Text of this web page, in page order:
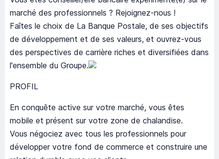
marché des professionnels ? Rejoignez-nous !
Faîtes le choix de La Banque Postale, de ses objectifs
de développement et de ses valeurs, et ouvrez-vous
des perspectives de carrière riches et diversifiées dans
l'ensemble du Groupe.
PROFIL
En conquête active sur votre marché, vous êtes
mobile et présent sur votre zone de chalandise.
Vous négociez avec tous les professionnels pour
développer votre fond de commerce et construire une